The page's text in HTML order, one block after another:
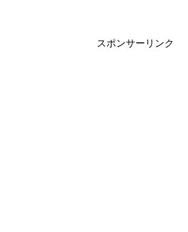
スポンサーリンク